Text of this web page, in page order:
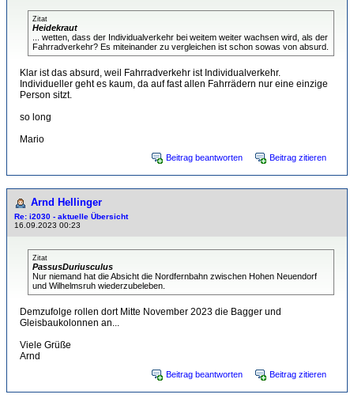
Zitat
Heidekraut
... wetten, dass der Individualverkehr bei weitem weiter wachsen wird, als der
Fahrradverkehr? Es miteinander zu vergleichen ist schon sowas von absurd.
Klar ist das absurd, weil Fahrradverkehr ist Individualverkehr.
Individueller geht es kaum, da auf fast allen Fahrrädern nur eine einzige
Person sitzt.
so long
Mario
Beitrag beantworten Beitrag zitieren
Arnd Hellinger
Re: i2030 - aktuelle Übersicht
16.09.2023 00:23
Zitat
PassusDuriusculus
Nur niemand hat die Absicht die Nordfernbahn zwischen Hohen Neuendorf
und Wilhelmsruh wiederzubeleben.
Demzufolge rollen dort Mitte November 2023 die Bagger und
Gleisbaukolonnen an...
Viele Grüße
Arnd
Beitrag beantworten Beitrag zitieren